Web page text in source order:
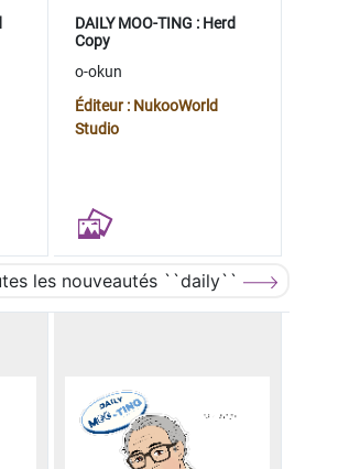
DAILY MOO-TING : Herd
Copy
o-okun
Éditeur : NukooWorld
Studio
les nouveautés ``daily``